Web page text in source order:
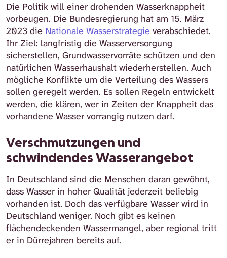
Die Politik will einer drohenden Wasserknappheit
vorbeugen. Die Bundesregierung hat am 15. März
2023 die Nationale Wasserstrategie verabschiedet.
Ihr Ziel: langfristig die Wasserversorgung
sicherstellen, Grundwasservorräte schützen und den
natürlichen Wasserhaushalt wiederherstellen. Auch
mögliche Konflikte um die Verteilung des Wassers
sollen geregelt werden. Es sollen Regeln entwickelt
werden, die klären, wer in Zeiten der Knappheit das
vorhandene Wasser vorrangig nutzen darf.
Verschmutzungen und
schwindendes Wasserangebot
In Deutschland sind die Menschen daran gewöhnt,
dass Wasser in hoher Qualität jederzeit beliebig
vorhanden ist. Doch das verfügbare Wasser wird in
Deutschland weniger. Noch gibt es keinen
flächendeckenden Wassermangel, aber regional tritt
er in Dürrejahren bereits auf.